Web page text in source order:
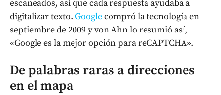
escaneados, así que cada respuesta ayudaba a
digitalizar texto. Googlecompró la tecnología en
septiembre de 2009 y von Ahn lo resumió así,
«Google es la mejor opción para reCAPTCHA».
De palabras raras a direcciones
en el mapa